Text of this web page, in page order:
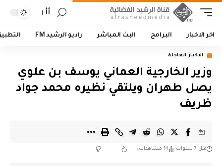
أأ
اخر الاخبار البرامج البث المباشر راديو الرشيد FM
الاخبار العاجلة
وزير الخارجية العماني يوسف بن علوي
يصل طهران ويلتقي نظيره محمد جواد
ظريف
قبل 7 سنوات 14 مشاهدات